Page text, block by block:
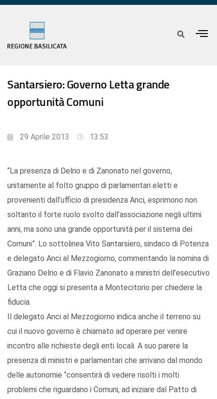
Santarsiero: Governo Letta grande
opportunità Comuni
29 Aprile 2013 13:53
“La presenza di Delrio e di Zanonato nel governo,
unitamente al folto gruppo di parlamentari eletti e
provenienti dall’ufficio di presidenza Anci, esprimono non
soltanto il forte ruolo svolto dall’associazione negli ultimi
anni, ma sono una grande opportunità per il sistema dei
Comuni”. Lo sottolinea Vito Santarsiero, sindaco di Potenza
e delegato Anci al Mezzogiorno, commentando la nomina di
Graziano Delrio e di Flavio Zanonato a ministri dell’esecutivo
Letta che oggi si presenta a Montecitorio per chiedere la
fiducia.
Il delegato Anci al Mezzogiorno indica anche il terreno su
cui il nuovo governo è chiamato ad operare per venire
incontro alle richieste degli enti locali. A suo parere la
presenza di ministri e parlamentari che arrivano dal mondo
delle autonomie “consentirà di vedere risolti i molti
problemi che riguardano i Comuni, ad iniziare dal Patto di